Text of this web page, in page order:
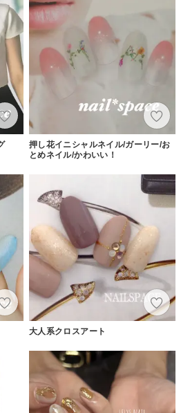
押し花イニシャルネイル/ガーリー/お
とめネイル/かわいい！
大人系クロスアート